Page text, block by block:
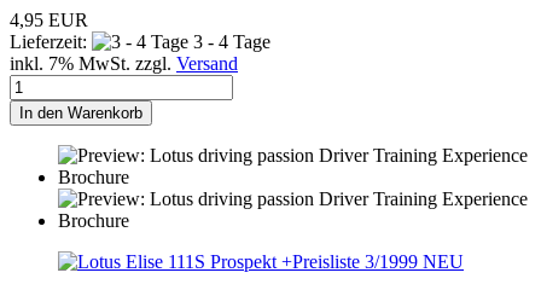
4,95 EUR
Lieferzeit:
3 - 4 Tage
inkl. 7% MwSt. zzgl. Versand
In den Warenkorb